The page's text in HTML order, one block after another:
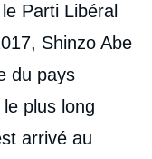
Parti Libéral
Shinzo Abe
du pays
plus long
arrivé au